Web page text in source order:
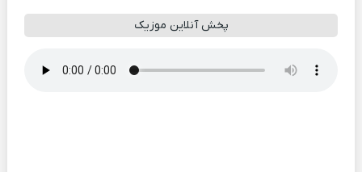
پخش آنلاین موزیک